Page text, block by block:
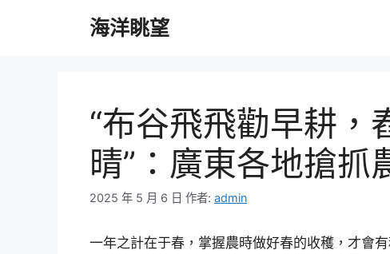
海洋眺望
“布谷飛飛勸早耕，
晴”：廣東各地搶抓
2025 年 5 月 6 日 作者: admin
一年之計在于春，掌握農時做好春的收穫，才會